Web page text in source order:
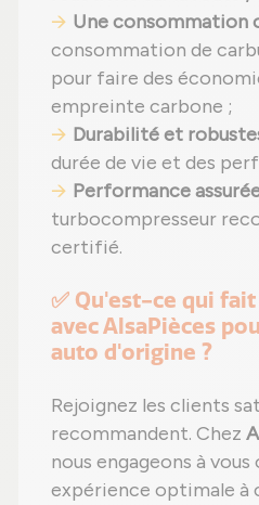
Une consommation
consommation de
pour faire des
empreinte carbone ;
Durabilité et
durée de vie et des
Performance
turbocompresseur
certifié.
✅ Qu'est-ce qui
avec AlsaPièces
auto d'origine ?
Rejoignez les clients
recommandent. Chez
nous engageons à
expérience optimale à